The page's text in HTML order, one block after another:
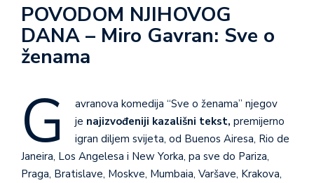
POVODOM NJIHOVOG
DANA – Miro Gavran: Sve o
ženama
G
avranova komedija “Sve o ženama” njegov
je najizvođeniji kazališni tekst, premijerno
igran diljem svijeta, od Buenos Airesa, Rio de
Janeira, Los Angelesa i New Yorka, pa sve do Pariza,
Praga, Bratislave, Moskve, Mumbaia, Varšave, Krakova,